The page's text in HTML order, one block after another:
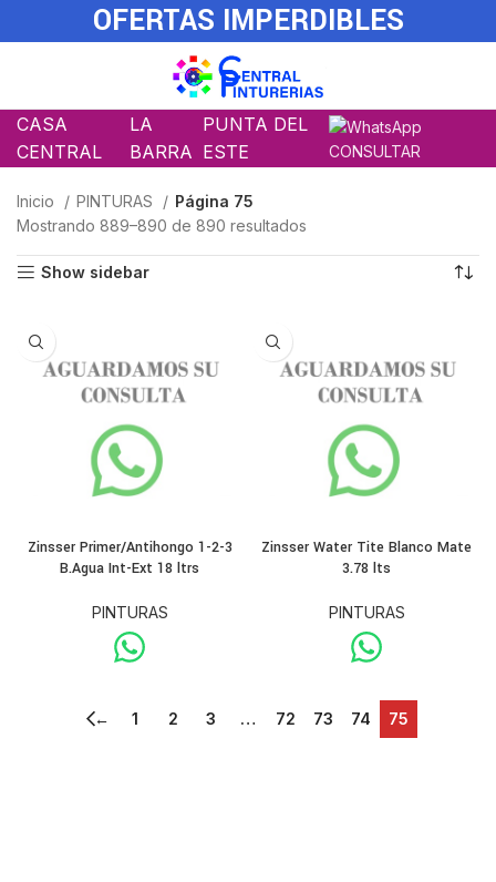
OFERTAS IMPERDIBLES
CASA
CENTRAL
LA
BARRA
PUNTA DEL
ESTE
CONSULTAR
Inicio PINTURAS
Página 75
Mostrando 889–890 de 890 resultados
Show sidebar
Zinsser Primer/Antihongo 1-2-3
B.Agua Int-Ext 18 ltrs
PINTURAS
Zinsser Water Tite Blanco Mate
3.78 lts
PINTURAS
← 1 2 3 … 72 73 74 75